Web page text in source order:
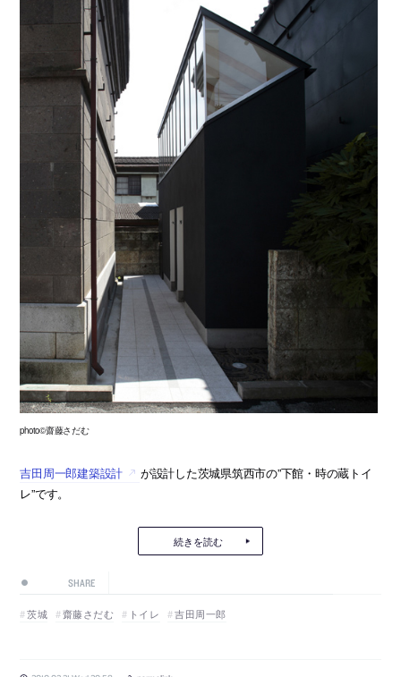
photo©齋藤さだむ
吉田周一郎建築設計
が設計した茨城県筑西市の”下館・時の蔵トイ
レ”です。
続きを読む
SHARE
茨城 齋藤さだむ トイレ 吉田周一郎